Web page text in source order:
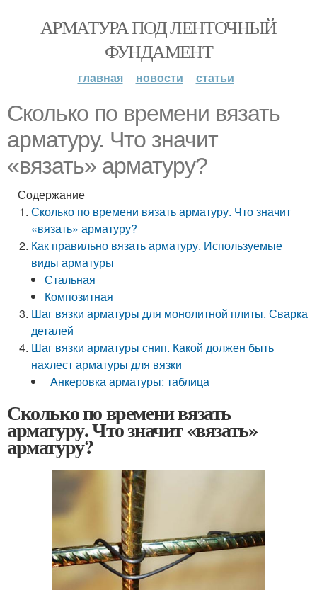
АРМАТУРА ПОД ЛЕНТОЧНЫЙ
ФУНДАМЕНТ
главная новости статьи
Сколько по времени вязать
арматуру. Что значит
«вязать» арматуру?
Содержание
Сколько по времени вязать арматуру. Что значит
«вязать» арматуру?
Как правильно вязать арматуру. Используемые
виды арматуры
Стальная
Композитная
Шаг вязки арматуры для монолитной плиты. Сварка
деталей
Шаг вязки арматуры снип. Какой должен быть
нахлест арматуры для вязки
Анкеровка арматуры: таблица
Сколько по времени вязать
арматуру. Что значит «вязать»
арматуру?